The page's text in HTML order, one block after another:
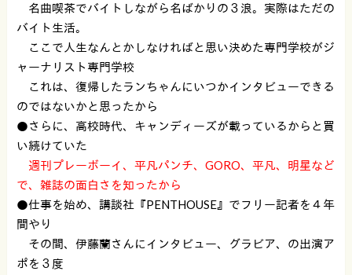
名曲喫茶でバイトしながら名ばかりの３浪。実際はただの
バイト生活。
ここで人生なんとかしなければと思い決めた専門学校がジ
ャーナリスト専門学校
これは、復帰したランちゃんにいつかインタビューできる
のではないかと思ったから
●さらに、高校時代、キャンディーズが載っているからと買
い続けていた
週刊プレーボーイ、平凡パンチ、GORO、平凡、明星など
で、雑誌の面白さを知ったから
●仕事を始め、講談社『PENTHOUSE』でフリー記者を４年
間やり
その間、伊藤蘭さんにインタビュー、グラビア、の出演ア
ポを３度